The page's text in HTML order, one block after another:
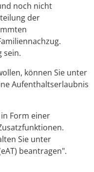
noch nicht
der
sein.
können Sie unter
Aufenthaltserlaubnis
Form einer
Sie unter
beantragen".